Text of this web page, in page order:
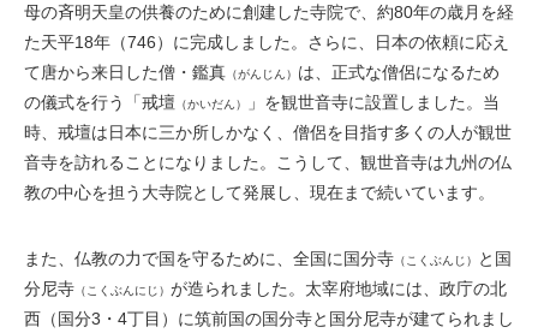
母の斉明天皇の供養のために創建した寺院で、約80年の歳月を経
た天平18年（746）に完成しました。さらに、日本の依頼に応え
て唐から来日した僧・鑑真 （がんじん） は、正式な僧侶になるため
の儀式を行う「戒壇 （かいだん）
」を観世音寺に設置しました。当
時、戒壇は日本に三か所しかなく、僧侶を目指す多くの人が観世
音寺を訪れることになりました。こうして、観世音寺は九州の仏
教の中心を担う大寺院として発展し、現在まで続いています。
また、仏教の力で国を守るために、全国に国分寺 （こくぶんじ）
と国
分尼寺 （こくぶんにじ） が造られました。太宰府地域には、政庁の北
西（国分3・4丁目）に筑前国の国分寺と国分尼寺が建てられまし